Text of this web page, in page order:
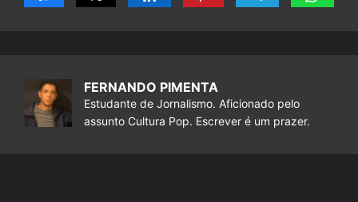
FERNANDO PIMENTA
Estudante de Jornalismo. Aficionado pelo
assunto Cultura Pop. Escrever é um prazer.